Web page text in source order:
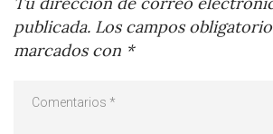
publicada. Los campos
marcados con *